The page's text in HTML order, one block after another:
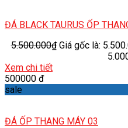
ĐÁ BLACK TAURUS ỐP
5.500.000₫ Giá gốc là:
Xem chi tiết
500000 đ
sale
ĐÁ ỐP THANG MÁY 03